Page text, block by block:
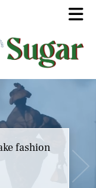
fashion
confort en